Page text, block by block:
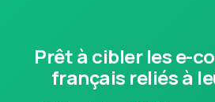
Prêt à cibler les e-
français reliés à